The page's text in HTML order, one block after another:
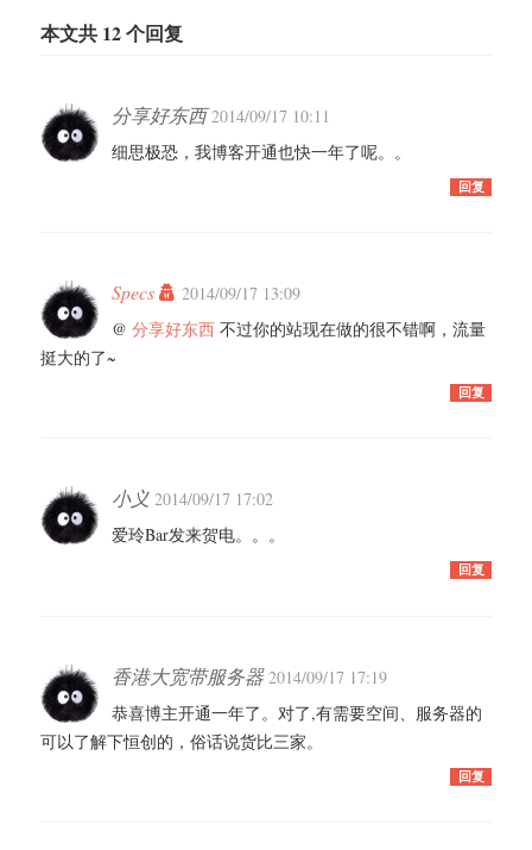
本文共 12 个回复
分享好东西2014/09/17 10:11
细思极恐，我博客开通也快一年了呢。。
回复
Specs
2014/09/17 13:09
@ 分享好东西 不过你的站现在做的很不错啊，流量
挺大的了~
回复
小义 2014/09/17 17:02
爱玲Bar发来贺电。。。
回复
香港大宽带服务器2014/09/17 17:19
恭喜博主开通一年了。对了,有需要空间、服务器的
可以了解下恒创的，俗话说货比三家。
回复